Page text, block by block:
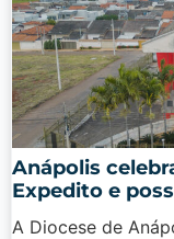
Anápolis
Expedito e
A Diocese de